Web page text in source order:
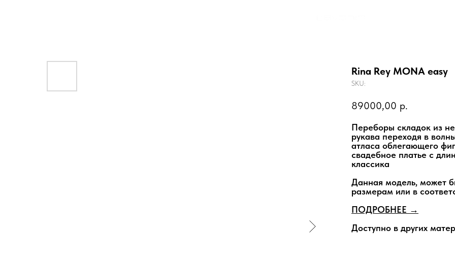
Rina Rey MONA easy
SKU:
89000,00 р.
Переборы складок из
рукава переходя в
атласа облегающего
свадебное платье с
классика
Данная модель, может
размерам или в
ПОДРОБНЕЕ →
Доступно в других